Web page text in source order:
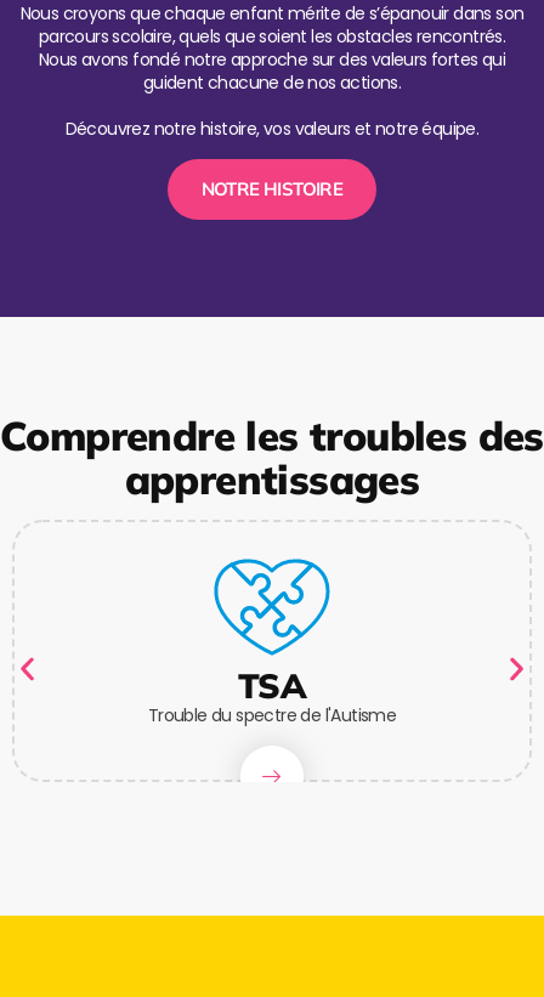
Nous croyons que chaque enfant mérite de s’épanouir dans son
parcours scolaire, quels que soient les obstacles rencontrés.
Nous avons fondé notre approche sur des valeurs fortes qui
guident chacune de nos actions.
Découvrez notre histoire, vos valeurs et notre équipe.
NOTRE HISTOIRE
Comprendre les troubles des
apprentissages
TSA
Trouble du spectre de l'Autisme